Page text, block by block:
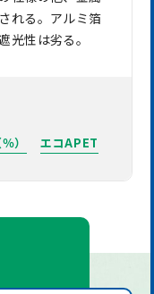
れる。アルミ箔
光性は劣る。
） エコAPET